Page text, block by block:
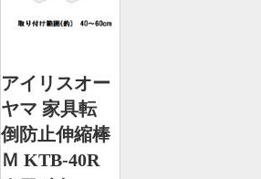
アイリスオー
ヤマ 家具転
倒防止伸縮棒
Ｍ KTB-40R